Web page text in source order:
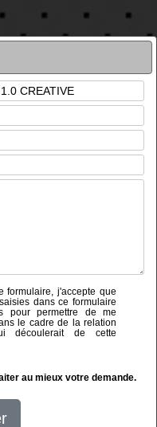
formulaire, j'accepte que
dans ce formulaire
pour permettre de me
le cadre de la relation
découlerait de cette
au mieux votre demande.